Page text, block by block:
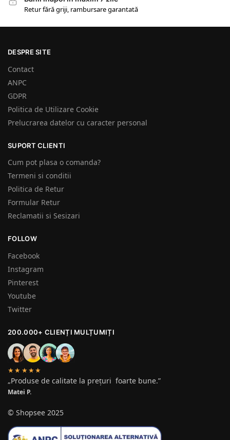
Retur fără griji, rambursare garantată
DESPRE SITE
Contact
ANPC
GDPR
Politica de Utilizare Cookie
Prelucrarea datelor cu caracter personal
SUPORT CLIENTI
Cum pot plasa o comanda?
Termeni si conditii
Politica de Retur
Formular Retur
Reclamatii si Sesizari
FOLLOW
Facebook
Instagram
Pinterest
Youtube
Twitter
200.000+ CLIENȚI MULȚUMIȚI
★★★★★
„Produse de calitate la prețuri foarte bune.”
Matei P.
© Shopsee 2025